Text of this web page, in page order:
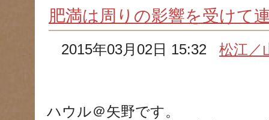
肥満は周りの影響を受けて
2015年03月02日 15:32松江／
ハウル＠矢野です。